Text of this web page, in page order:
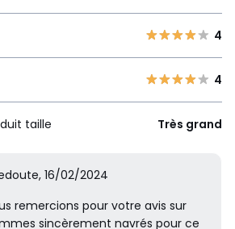
4
4
taille Très grand
16/02/2024
remercions pour votre avis sur
sincèrement navrés pour ce